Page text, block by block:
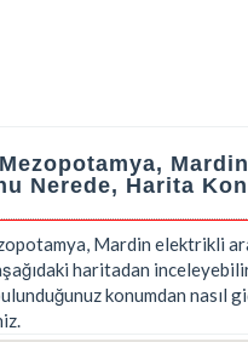
Nerede, Harita
Mardin elektrikli
haritadan
konumdan nasıl